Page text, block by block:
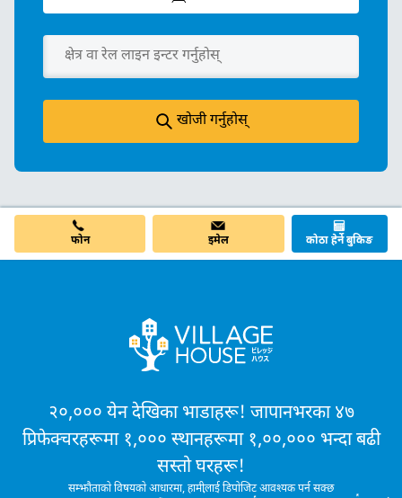
खोजी गर्नुहोस्
फोन इमेल कोठा हेर्ने बुकिङ
२०,००० येन देखिका भाडाहरू! जापानभरका ४७
प्रिफेक्चरहरूमा १,००० स्थानहरूमा १,००,००० भन्दा बढी
सस्तो घरहरू!
सम्झौताको विषयको आधारमा, हामीलाई डिपोजिट आवश्यक पर्न सक्छ